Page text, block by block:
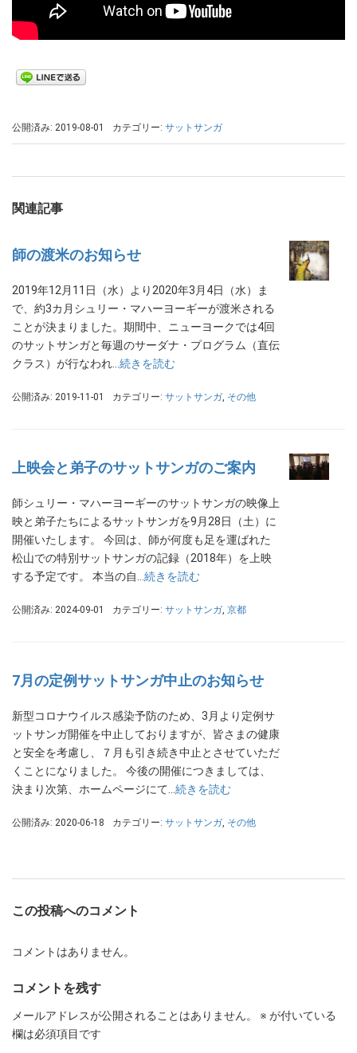
公開済み: 2019-08-01 カテゴリー: サットサンガ
関連記事
師の渡米のお知らせ
2019年12月11日（水）より2020年3月4日（水）ま
で、約3カ月シュリー・マハーヨーギーが渡米される
ことが決まりました。期間中、ニューヨークでは4回
のサットサンガと毎週のサーダナ・プログラム（直伝
クラス）が行なわれ… 続きを読む
公開済み: 2019-11-01 カテゴリー: サットサンガ, その他
上映会と弟子のサットサンガのご案内
師シュリー・マハーヨーギーのサットサンガの映像上
映と弟子たちによるサットサンガを9月28日（土）に
開催いたします。 今回は、師が何度も足を運ばれた
松山での特別サットサンガの記録（2018年）を上映
する予定です。 本当の自… 続きを読む
公開済み: 2024-09-01 カテゴリー: サットサンガ, 京都
7月の定例サットサンガ中止のお知らせ
新型コロナウイルス感染予防のため、3月より定例サ
ットサンガ開催を中止しておりますが、皆さまの健康
と安全を考慮し、７月も引き続き中止とさせていただ
くことになりました。 今後の開催につきましては、
決まり次第、ホームページにて… 続きを読む
公開済み: 2020-06-18 カテゴリー: サットサンガ, その他
この投稿へのコメント
コメントはありません。
コメントを残す
メールアドレスが公開されることはありません。 ※ が付いている
欄は必須項目です